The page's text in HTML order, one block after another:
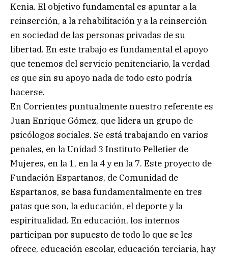
Kenia. El objetivo fundamental es apuntar a la
reinserción, a la rehabilitación y a la reinserción
en sociedad de las personas privadas de su
libertad. En este trabajo es fundamental el apoyo
que tenemos del servicio penitenciario, la verdad
es que sin su apoyo nada de todo esto podría
hacerse.
En Corrientes puntualmente nuestro referente es
Juan Enrique Gómez, que lidera un grupo de
psicólogos sociales. Se está trabajando en varios
penales, en la Unidad 3 Instituto Pelletier de
Mujeres, en la 1, en la 4 y en la 7. Este proyecto de
Fundación Espartanos, de Comunidad de
Espartanos, se basa fundamentalmente en tres
patas que son, la educación, el deporte y la
espiritualidad. En educación, los internos
participan por supuesto de todo lo que se les
ofrece, educación escolar, educación terciaria, hay